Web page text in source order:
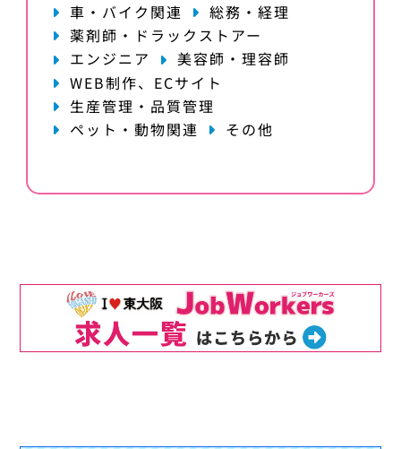
車・バイク関連
総務・経理
薬剤師・ドラックストアー
エンジニア
美容師・理容師
WEB制作、ECサイト
生産管理・品質管理
ペット・動物関連
その他